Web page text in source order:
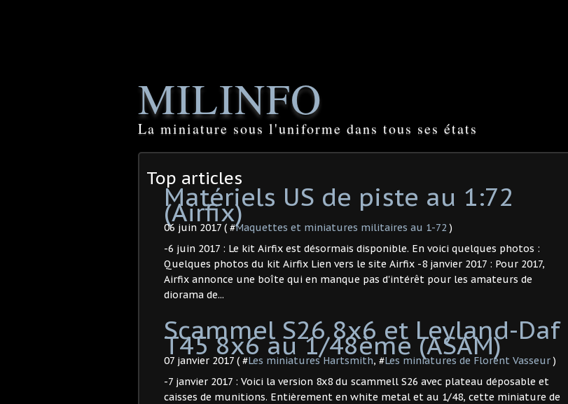
MILINFO
La miniature sous l'uniforme dans tous ses états
Top articles
Matériels US de piste au 1:72
(Airfix)
06 juin 2017 ( #Maquettes et miniatures militaires au 1-72 )
-6 juin 2017 : Le kit Airfix est désormais disponible. En voici quelques photos :
Quelques photos du kit Airfix Lien vers le site Airfix -8 janvier 2017 : Pour 2017,
Airfix annonce une boîte qui en manque pas d'intérêt pour les amateurs de
diorama de...
Scammel S26 8x6 et Leyland-Daf
T45 8x6 au 1/48ème (ASAM)
07 janvier 2017 ( #Les miniatures Hartsmith, #Les miniatures de Florent Vasseur)
-7 janvier 2017 : Voici la version 8x8 du scammell S26 avec plateau déposable et
caisses de munitions. Entièrement en white metal et au 1/48, cette miniature de